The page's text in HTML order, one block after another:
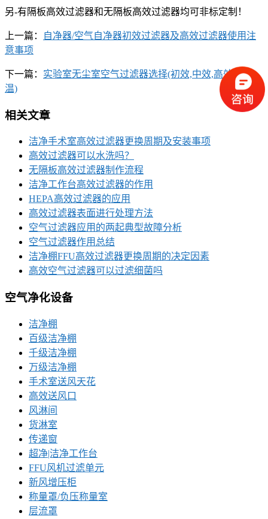
另-有隔板高效过滤器和无隔板高效过滤器均可非标定制！
上一篇：
自净器/空气自净器初效过滤器及高效过滤器使用注
意事项
下一篇： 实验室无尘室空气过滤器选择(初效,中效,高效,耐高
温)
相关文章
洁净手术室高效过滤器更换周期及安装事项
高效过滤器可以水洗吗？
无隔板高效过滤器制作流程
洁净工作台高效过滤器的作用
HEPA高效过滤器的应用
高效过滤器表面进行处理方法
空气过滤器应用的两起典型故障分析
空气过滤器作用总结
洁净棚FFU高效过滤器更换周期的决定因素
高效空气过滤器可以过滤细菌吗
空气净化设备
洁净棚
百级洁净棚
千级洁净棚
万级洁净棚
手术室送风天花
高效送风口
风淋间
货淋室
传递窗
超净|洁净工作台
FFU风机过滤单元
新风增压柜
称量罩/负压称量室
层流罩